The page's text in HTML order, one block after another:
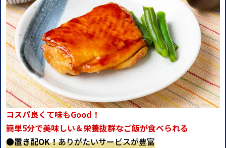
コスパ良くて味もGood！
簡単5分で美味しい＆栄養抜群なご飯が食べられる
●置き配OK！ありがたいサービスが豊富